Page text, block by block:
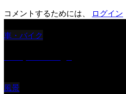
コメントするためには、
ログイン
車・バイク
風景